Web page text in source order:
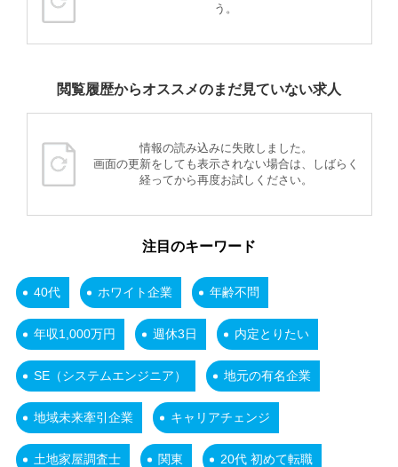
う。
閲覧履歴からオススメのまだ見ていない求人
情報の読み込みに失敗しました。
画面の更新をしても表示されない場合は、しばらく
経ってから再度お試しください。
注目のキーワード
40代 ホワイト企業 年齢不問
年収1,000万円 週休3日 内定とりたい
SE（システムエンジニア） 地元の有名企業
地域未来牽引企業 キャリアチェンジ
土地家屋調査士 関東 20代 初めて転職